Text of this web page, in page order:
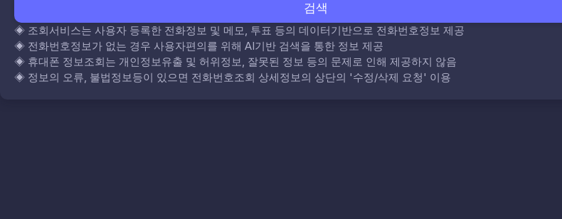
검색
◈ 조회서비스는 사용자 등록한 전화정보 및 메모, 투표 등의 데이터기반으로 전화번호정보 제공
◈ 전화번호정보가 없는 경우 사용자편의를 위해 AI기반 검색을 통한 정보 제공
◈ 휴대폰 정보조회는 개인정보유출 및 허위정보, 잘못된 정보 등의 문제로 인해 제공하지 않음
◈ 정보의 오류, 불법정보등이 있으면 전화번호조회 상세정보의 상단의 '수정/삭제 요청' 이용